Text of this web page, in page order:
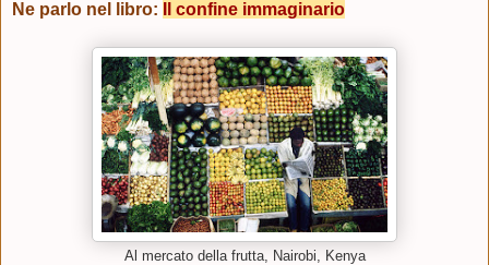
Ne parlo nel libro:
Il confine immaginario
Al mercato della frutta, Nairobi, Kenya